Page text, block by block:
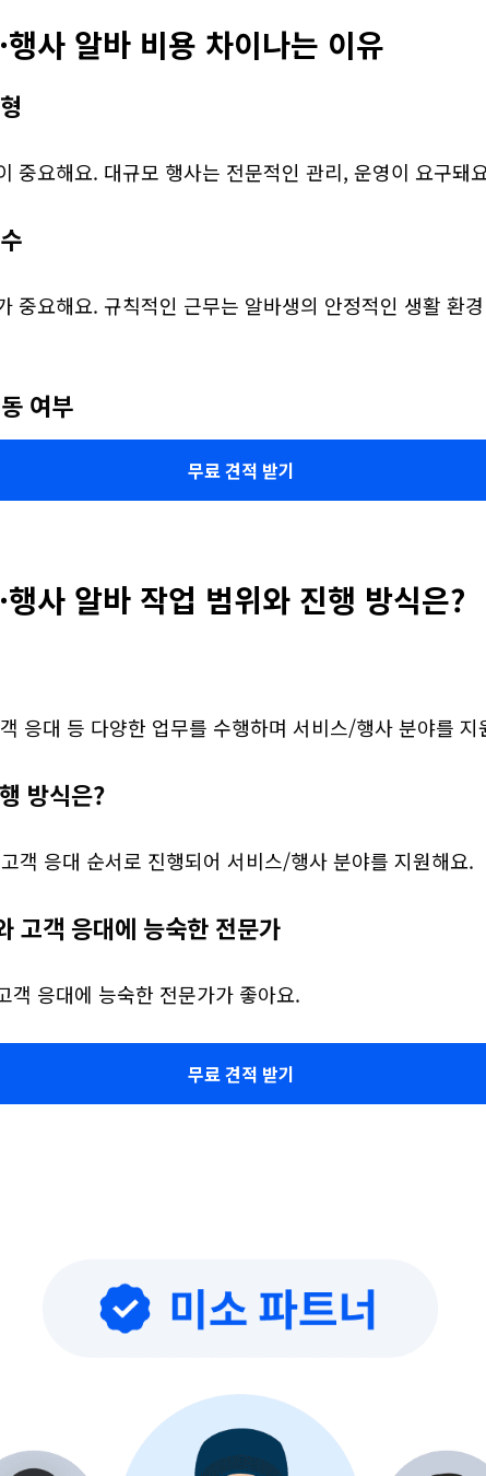
행사 알바 비용 차이나는 이유
중요해요. 대규모 행사는 전문적인 관리, 운영이 요구돼
중요해요. 규칙적인 근무는 알바생의 안정적인 생활 환
여부
무료 견적 받기
행사 알바 작업 범위와 진행 방식은?
응대 등 다양한 업무를 수행하며 서비스/행사 분야를 지
방식은?
객 응대 순서로 진행되어 서비스/행사 분야를 지원해요.
고객 응대에 능숙한 전문가
객 응대에 능숙한 전문가가 좋아요.
무료 견적 받기